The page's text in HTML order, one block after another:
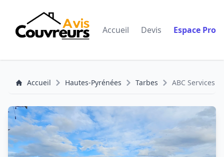
Accueil Devis Espace Pro
Accueil Hautes-Pyrénées Tarbes ABC Services -